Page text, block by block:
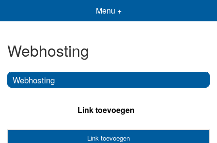
Menu +
Webhosting
Webhosting
Link toevoegen
Link toevoegen